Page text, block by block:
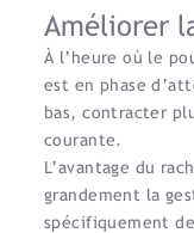
Améliorer
À l’heure où le
est en phase
bas, contracter
courante.
L’avantage du
grandement la
spécifiquement